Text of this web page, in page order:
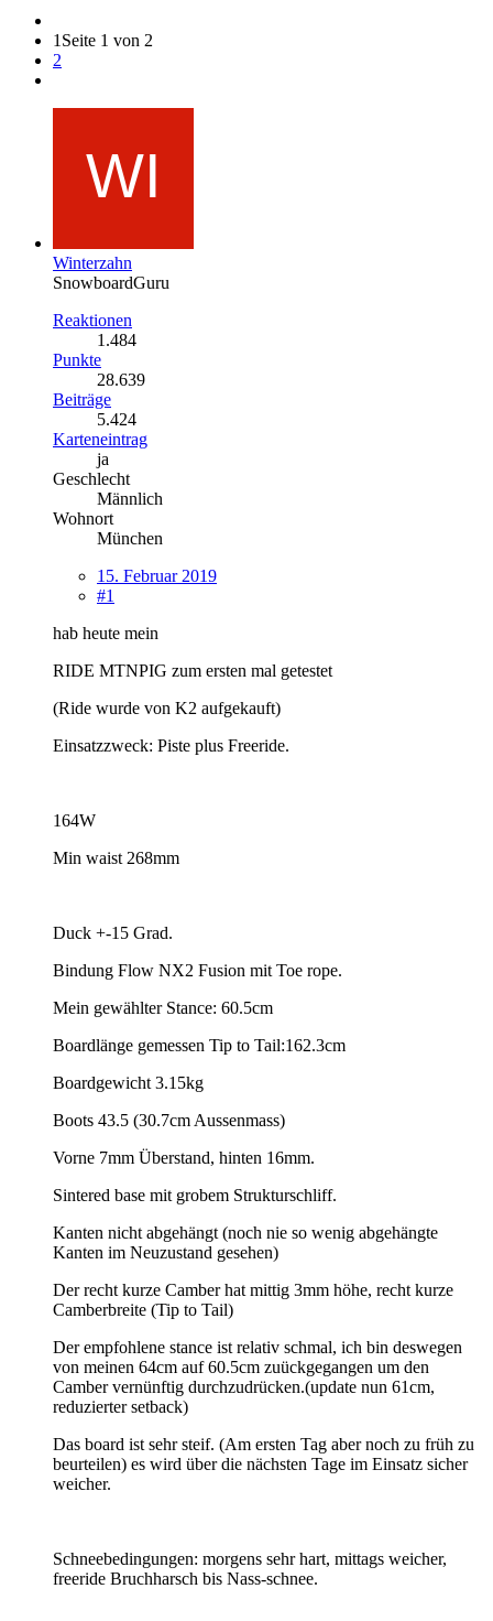
1 Seite 1 von 2
2
Winterzahn
SnowboardGuru
Reaktionen
1.484
Punkte
28.639
Beiträge
5.424
Karteneintrag
ja
Geschlecht
Männlich
Wohnort
München
15. Februar 2019
#1
hab heute mein
RIDE MTNPIG zum ersten mal getestet
(Ride wurde von K2 aufgekauft)
Einsatzzweck: Piste plus Freeride.
164W
Min waist 268mm
Duck +-15 Grad.
Bindung Flow NX2 Fusion mit Toe rope.
Mein gewählter Stance: 60.5cm
Boardlänge gemessen Tip to Tail:162.3cm
Boardgewicht 3.15kg
Boots 43.5 (30.7cm Aussenmass)
Vorne 7mm Überstand, hinten 16mm.
Sintered base mit grobem Strukturschliff.
Kanten nicht abgehängt (noch nie so wenig abgehängte
Kanten im Neuzustand gesehen)
Der recht kurze Camber hat mittig 3mm höhe, recht kurze
Camberbreite (Tip to Tail)
Der empfohlene stance ist relativ schmal, ich bin deswegen
von meinen 64cm auf 60.5cm zuückgegangen um den
Camber vernünftig durchzudrücken.(update nun 61cm,
reduzierter setback)
Das board ist sehr steif. (Am ersten Tag aber noch zu früh zu
beurteilen) es wird über die nächsten Tage im Einsatz sicher
weicher.
Schneebedingungen: morgens sehr hart, mittags weicher,
freeride Bruchharsch bis Nass-schnee.